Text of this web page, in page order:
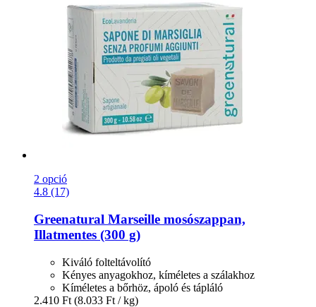
2 opció
4.8 (17)
Greenatural Marseille mosószappan,
Illatmentes (300 g)
Kiváló folteltávolító
Kényes anyagokhoz, kíméletes a szálakhoz
Kíméletes a bőrhöz, ápoló és tápláló
2.410 Ft (8.033 Ft / kg)